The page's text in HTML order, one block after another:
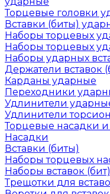
Торцевые головки
Вставки (биты)
Наборы торцевых
Наборы торцевых
Наборы ударных
Держатели вставок
Карданы ударные
Переходники
Удлинители
Удлинители
Торцевые насадки и
Насадки
Вставки (биты)
Наборы торцевых
Наборы вставок (бит)
Трещотки для